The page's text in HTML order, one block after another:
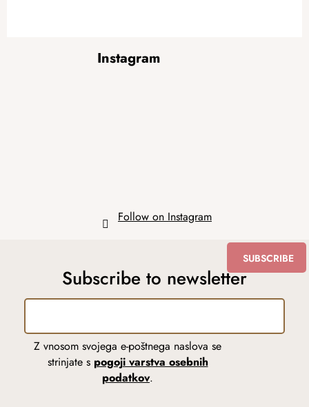
Instagram
Follow on Instagram
Subscribe to newsletter
Z vnosom svojega e-poštnega naslova se
strinjate s pogoji varstva osebnih
podatkov.
SUBSCRIBE